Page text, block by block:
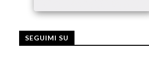
SEGUIMI SU